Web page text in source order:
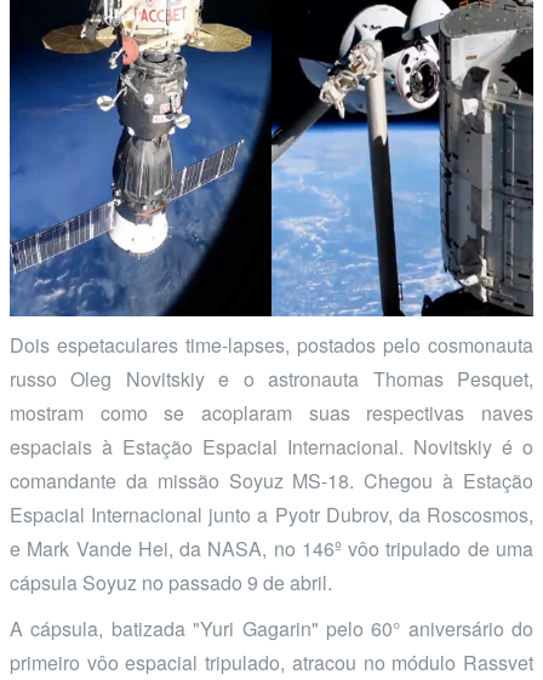
Dois espetaculares time-lapses, postados pelo cosmonauta
russo Oleg Novitskiy e o astronauta Thomas Pesquet,
mostram como se acoplaram suas respectivas naves
espaciais à Estação Espacial Internacional. Novitskiy é o
comandante da missão Soyuz MS-18. Chegou à Estação
Espacial Internacional junto a Pyotr Dubrov, da Roscosmos,
e Mark Vande Hei, da NASA, no 146º vôo tripulado de uma
cápsula Soyuz no passado 9 de abril.
A cápsula, batizada "Yuri Gagarin" pelo 60° aniversário do
primeiro vôo espacial tripulado, atracou no módulo Rassvet